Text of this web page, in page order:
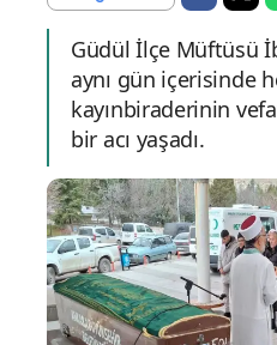
Güdül İlçe Müftüsü
aynı gün içerisinde
kayınbiraderinin
bir acı yaşadı.